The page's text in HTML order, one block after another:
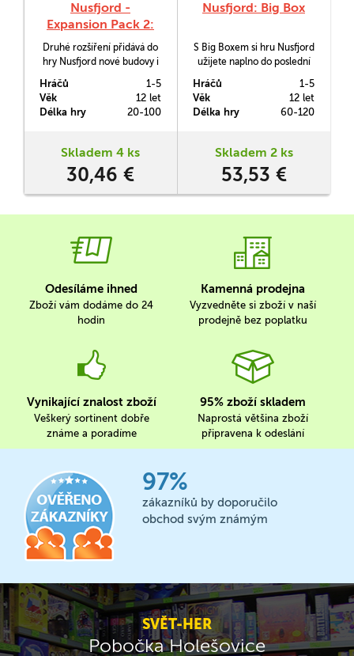
Nusfjord -
Expansion Pack 2:
Trout Deck &
Besøkende
Druhé rozšíření přidává do
hry Nusfjord nové budovy i
Hráčů
1-5
Věk
12 let
Délka hry
20-100
Skladem 4 ks
30,46 €
Nusfjord: Big Box
S Big Boxem si hru Nusfjord
užijete naplno do poslední
Hráčů
1-5
Věk
12 let
Délka hry
60-120
Skladem 2 ks
53,53 €
Odesíláme ihned
Zboží vám dodáme do 24
hodin
Kamenná prodejna
Vyzvedněte si zboží v naší
prodejně bez poplatku
Vynikající znalost zboží
Veškerý sortinent dobře
známe a poradíme
95% zboží skladem
Naprostá většina zboží
připravena k odeslání
97%
zákazníků by doporučilo
obchod svým známým
SVĚT-HER
Pobočka Holešovice